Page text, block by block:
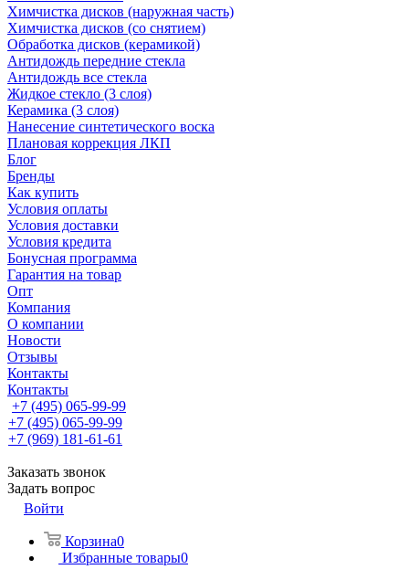
Химчистка дисков (наружная часть)
Химчистка дисков (со снятием)
Обработка дисков (керамикой)
Антидождь передние стекла
Антидождь все стекла
Жидкое стекло (3 слоя)
Керамика (3 слоя)
Нанесение синтетического воска
Плановая коррекция ЛКП
Блог
Бренды
Как купить
Условия оплаты
Условия доставки
Условия кредита
Бонусная программа
Гарантия на товар
Опт
Компания
О компании
Новости
Отзывы
Контакты
Контакты
+7 (495) 065-99-99
+7 (495) 065-99-99
+7 (969) 181-61-61
Заказать звонок
Задать вопрос
Войти
Корзина0
Избранные товары0